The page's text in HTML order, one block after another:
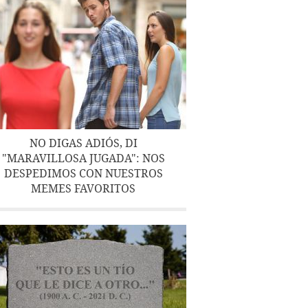
NO DIGAS ADIÓS, DI
"MARAVILLOSA JUGADA": NOS
DESPEDIMOS CON NUESTROS
MEMES FAVORITOS